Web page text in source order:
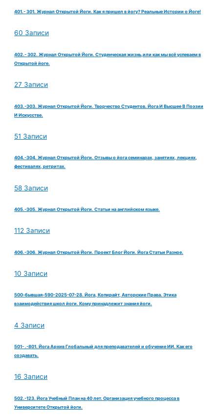
401.- 301. Журнал Открытой Йоги. Как я пришел в йогу? Реальные Истории о Йоге!
60 Записи
402.- 302. Журнал Открытой Йоги. Студенческая жизнь,или как мы всё успеваем в
Открытой йоге.
27 Записи
403.-303. Журнал Открытой Йоги. Творчество Студентов. Йога И Высшее В Поэзии
И Искусстве.
51 Записи
404.-304. Журнал Открытой Йоги. Отзывы о йога семинарах, занятиях, лекциях,
фестивалях, ретритах.
58 Записи
405.-305. Журнал Открытой Йоги. Статьи на английском языке.
112 Записи
406.-306. Журнал Открытой Йоги. Проект Блог Йоги. Йога Статьи Разное.
10 Записи
500-бывшая-590-2025-07-28. Йога, Копирайт, Авторские Права. Этика
взаимодействия школ йоги. Кому принадлежит знания йоги.
4 Записи
501- .-801. Йога Архив Глобальный для преподавателей и обучение ИИ. Как его
создавать.
16 Записи
502.-123. Йога Учебный План на 40 лет. Организация учебного процесса в
Университете Открытой йоги.